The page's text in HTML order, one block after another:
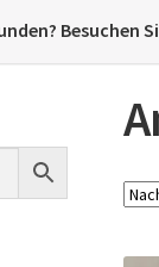
CheckoutMy
Besuchen